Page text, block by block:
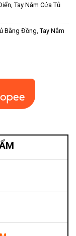
Tay Nắm Cửa Tủ
Bằng Đồng Tay Nắm